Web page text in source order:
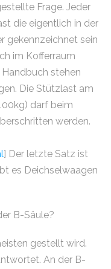
Frage. Jeder
die eigentlich in der
gekennzeichnet sein
im Kofferraum
stehen
Die Stützlast am
darf beim
werden.
] Der letzte Satz ist
es Deichselwaagen
B-Säule?
gestellt wird.
An der B-